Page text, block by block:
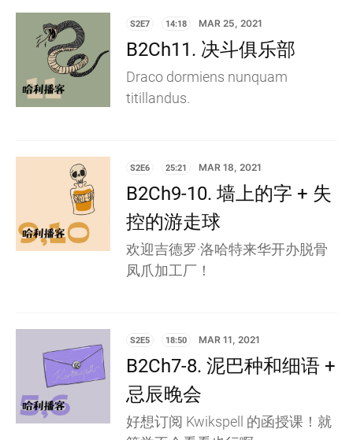
S2E7 14:18 MAR 25, 2021
B2Ch11. 决斗俱乐部
Draco dormiens nunquam
titillandus.
S2E6 25:21 MAR 18, 2021
B2Ch9-10. 墙上的字 + 失
控的游走球
欢迎吉德罗·洛哈特来华开办脱骨
凤爪加工厂！
S2E5 18:50 MAR 11, 2021
B2Ch7-8. 泥巴种和细语 +
忌辰晚会
好想订阅 Kwikspell 的函授课！就